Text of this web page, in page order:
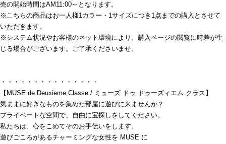
売の開始時間はAM11:00～となります。
※こちらの商品はお一人様1カラー・1サイズにつき1点までの購入とさせて
いただきます。
※システム状況やお客様のネット環境により、購入ページの閲覧に時差が生
じる場合がございます。ご了承くださいませ。
・・・・・・・・・・・・・・・
【MUSE de Deuxieme Classe / ミューズ ドゥ ドゥーズィエム クラス】
気ままに好きなものを集めた部屋に遊びに来ませんか？
プライベートな空間で、自由に宝探しをしてください。
私たちは、心をこめてそのお手伝いをします。
遊びごころがあるチャーミングな女性を MUSE に